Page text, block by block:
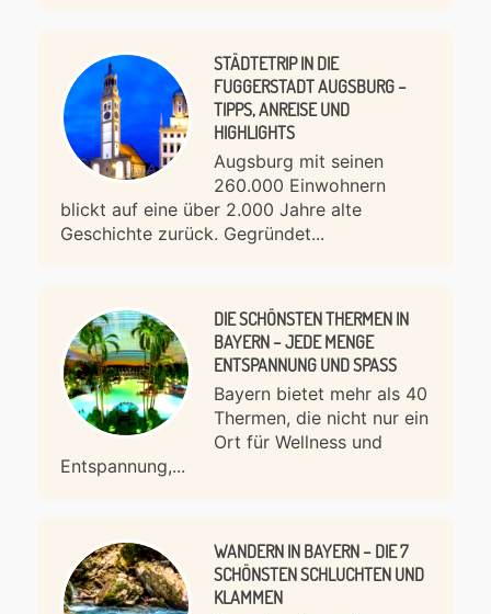
STÄDTETRIP IN DIE
FUGGERSTADT AUGSBURG –
TIPPS, ANREISE UND
HIGHLIGHTS
Augsburg mit seinen
260.000 Einwohnern
blickt auf eine über 2.000 Jahre alte
Geschichte zurück. Gegründet...
DIE SCHÖNSTEN THERMEN IN
BAYERN – JEDE MENGE
ENTSPANNUNG UND SPASS
Bayern bietet mehr als 40
Thermen, die nicht nur ein
Ort für Wellness und
Entspannung,...
WANDERN IN BAYERN – DIE 7
SCHÖNSTEN SCHLUCHTEN UND
KLAMMEN